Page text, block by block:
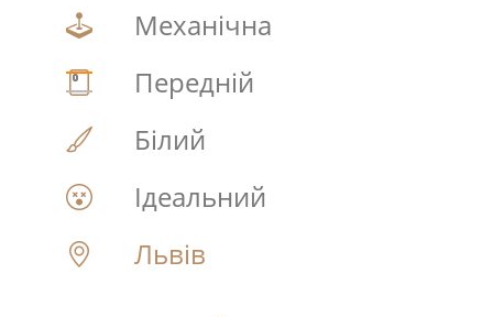
Механічна
Передній
Білий
Ідеальний
Львів